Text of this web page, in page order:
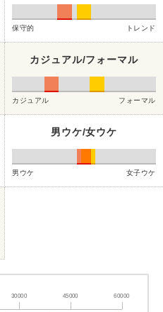
保守的 トレンド
カジュアル/フォーマル
カジュアル フォーマル
男ウケ/女ウケ
男ウケ 女子ウケ
30000 45000 60000